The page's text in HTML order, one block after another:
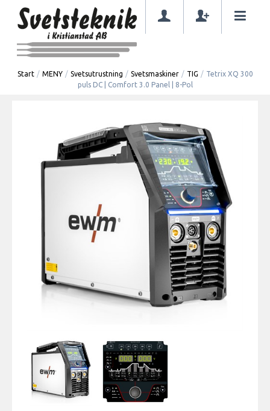
Start / MENY / Svetsutrustning / Svetsmaskiner / TIG / Tetrix XQ 300
puls DC | Comfort 3.0 Panel | 8-Pol